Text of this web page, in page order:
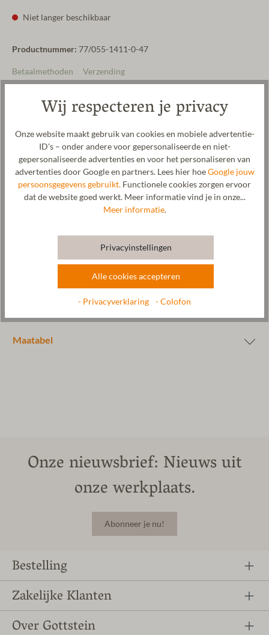
Niet langer beschikbaar
Productnummer: 77/055-1411-0-47
Betaalmethoden Verzending
Lamsvacht inlegzool met kurk voor dames, heren en kinderen. De
bovenzijde van deze inlegzool bestaat uit heerlijk zachte
lamsvacht, terwijl de onderzijde is gemaakt van natuurlijk kurk.
Deze combinatie zorgt voor de ideale isolatie van je voeten tegen
optrekkende kou. Lamsvacht is niet alleen bijzonder behaaglijk en
zacht, maar werkt ook temperatuurregulerend en antibacterieel.
onderhoudsvriendelijk en beschermt tegelijkertijd het interieur
van je schoenen tegen slijtage.
Maatabel
Onze nieuwsbrief: Nieuws uit
onze werkplaats.
Abonneer je nu!
Bestelling
Zakelijke Klanten
Over Gottstein
Wij respecteren je privacy
Onze website maakt gebruik van cookies en mobiele advertentie-
ID's – onder andere voor gepersonaliseerde en niet-
gepersonaliseerde advertenties en voor het personaliseren van
advertenties door Google en partners. Lees hier hoeGoogle jouw
persoonsgegevens gebruikt. Functionele cookies zorgen ervoor
dat de website goed werkt. Meer informatie vind je in onze...
Meer informatie.
Privacyinstellingen
Alle cookies accepteren
- Privacyverklaring - Colofon